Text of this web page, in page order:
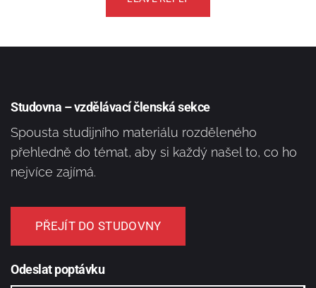
Studovna – vzdělávací členská sekce
Spousta studijního materiálu rozděleného
přehledně do témat, aby si každý našel to, co ho
nejvíce zajímá.
PŘEJÍT DO STUDOVNY
Odeslat poptávku